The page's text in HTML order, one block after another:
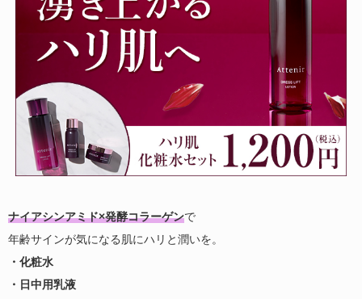
ナイアシンアミド×発酵コラーゲンで
年齢サインが気になる肌にハリと潤いを。
・化粧水
・日中用乳液